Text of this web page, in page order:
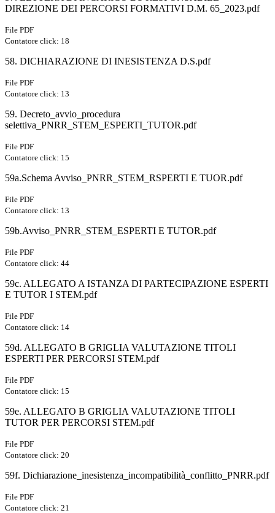
DIREZIONE DEI PERCORSI FORMATIVI D.M. 65_2023.pdf
File PDF
Contatore click: 18
58. DICHIARAZIONE DI INESISTENZA D.S.pdf
File PDF
Contatore click: 13
59. Decreto_avvio_procedura
selettiva_PNRR_STEM_ESPERTI_TUTOR.pdf
File PDF
Contatore click: 15
59a.Schema Avviso_PNRR_STEM_RSPERTI E TUOR.pdf
File PDF
Contatore click: 13
59b.Avviso_PNRR_STEM_ESPERTI E TUTOR.pdf
File PDF
Contatore click: 44
59c. ALLEGATO A ISTANZA DI PARTECIPAZIONE ESPERTI
E TUTOR I STEM.pdf
File PDF
Contatore click: 14
59d. ALLEGATO B GRIGLIA VALUTAZIONE TITOLI
ESPERTI PER PERCORSI STEM.pdf
File PDF
Contatore click: 15
59e. ALLEGATO B GRIGLIA VALUTAZIONE TITOLI
TUTOR PER PERCORSI STEM.pdf
File PDF
Contatore click: 20
59f. Dichiarazione_inesistenza_incompatibilità_conflitto_PNRR.pdf
File PDF
Contatore click: 21